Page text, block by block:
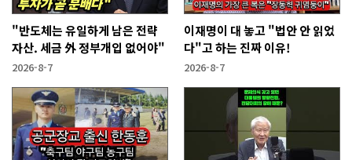
"반도체는 유일하게 남은 전략
자산. 세금 外 정부개입 없어야"
2026-8-7
이재명이 대 놓고 "법안 안 읽었
다"고 하는 진짜 이유!
2026-8-7